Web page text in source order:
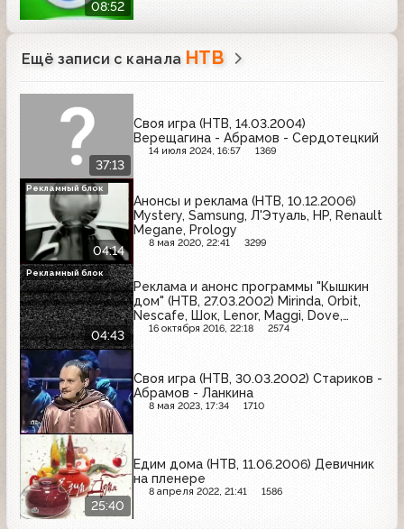
08:52
Ещё записи с канала НТВ
37:13
Своя игра (НТВ, 14.03.2004)
Верещагина - Абрамов - Сердотецкий
14 июля 2024, 16:57 1369
04:14
Анонсы и реклама (НТВ, 10.12.2006)
Mystery, Samsung, Л'Этуаль, HP, Renault
Megane, Prology
8 мая 2020, 22:41 3299
Рекламный блок
04:43
Реклама и анонс программы "Кышкин
дом" (НТВ, 27.03.2002) Mirinda, Orbit,
Nescafe, Шок, Lenor, Maggi, Dove,
Олейна, Shamtu, Nestle
16 октября 2016, 22:18 2574
Рекламный блок
Своя игра (НТВ, 30.03.2002) Стариков -
Абрамов - Ланкина
8 мая 2023, 17:34 1710
25:40
Едим дома (НТВ, 11.06.2006) Девичник
на пленере
8 апреля 2022, 21:41 1586